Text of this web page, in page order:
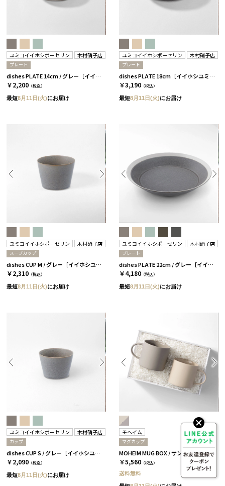
ユミコイイホシポーセリン 木村硝子店
プレート
dishes PLATE 14cm / グレー［イイホシユミコ×木村硝子店］
￥2,200 （税込）
最短8月11日(火)にお届け
ユミコイイホシポーセリン 木村硝子店
プレート
dishes PLATE 18cm［イイホシユミコ×木村硝子店］ グレー［イイホシユミコ×木村硝子店］
￥3,190 （税込）
最短8月11日(火)にお届け
ユミコイイホシポーセリン 木村硝子店
スープカップ
dishes CUP M / グレー［イイホシユミコ×木村硝子店］
￥2,310 （税込）
最短8月11日(火)にお届け
ユミコイイホシポーセリン 木村硝子店
プレート
dishes PLATE 22cm / グレー［イイホシユミコ×木村硝子店］
￥4,180 （税込）
最短8月11日(火)にお届け
ユミコイイホシポーセリン 木村硝子店
カップ
dishes CUP S / グレー［イイホシユミコ×木村硝子店］
￥2,090 （税込）
最短8月11日(火)にお届け
モヘイム
マグカップ
MOHEIM MUG BOX / サンドホワイト＆グレー［モヘイム］
￥5,560 （税込）
送料無料